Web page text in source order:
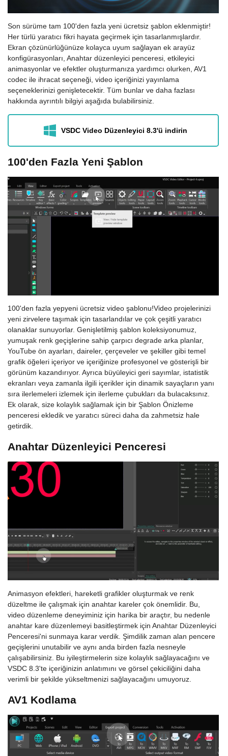
Son sürüme tam 100'den fazla yeni ücretsiz şablon eklenmiştir!
Her türlü yaratıcı fikri hayata geçirmek için tasarlanmışlardır.
Ekran çözünürlüğünüze kolayca uyum sağlayan ek arayüz
konfigürasyonları, Anahtar düzenleyici penceresi, etkileyici
animasyonlar ve efektler oluşturmanıza yardımcı olurken, AV1
codec ile ihracat seçeneği, video içeriğinizi yayınlama
seçeneklerinizi genişletecektir. Tüm bunlar ve daha fazlası
hakkında ayrıntılı bilgiyi aşağıda bulabilirsiniz.
VSDC Video Düzenleyici 8.3'ü indirin
100'den Fazla Yeni Şablon
100'den fazla yepyeni ücretsiz video şablonu!Video projelerinizi
yeni zirvelere taşımak için tasarlandılar ve çok çeşitli yaratıcı
olanaklar sunuyorlar. Genişletilmiş şablon koleksiyonumuz,
yumuşak renk geçişlerine sahip çarpıcı degrade arka planlar,
YouTube ön ayarları, daireler, çerçeveler ve şekiller gibi temel
grafik öğeleri içeriyor ve içeriğinize profesyonel ve gösterişli bir
görünüm kazandırıyor. Ayrıca büyüleyici geri sayımlar, istatistik
ekranları veya zamanla ilgili içerikler için dinamik sayaçların yanı
sıra ilerlemeleri izlemek için ilerleme çubukları da bulacaksınız.
Ek olarak, size kolaylık sağlamak için bir Şablon Önizleme
penceresi ekledik ve yaratıcı süreci daha da zahmetsiz hale
getirdik.
Anahtar Düzenleyici Penceresi
Animasyon efektleri, hareketli grafikler oluşturmak ve renk
düzeltme ile çalışmak için anahtar kareler çok önemlidir. Bu,
video düzenleme deneyiminiz için harika bir araçtır, bu nedenle
anahtar kare düzenlemeyi basitleştirmek için Anahtar Düzenleyici
Penceresi'ni sunmaya karar verdik. Şimdilik zaman alan pencere
geçişlerini unutabilir ve aynı anda birden fazla nesneyle
çalışabilirsiniz. Bu iyileştirmelerin size kolaylık sağlayacağını ve
VSDC 8.3'te içeriğinizin anlatımını ve görsel çekiciliğini daha
verimli bir şekilde yükseltmenizi sağlayacağını umuyoruz.
AV1 Kodlama